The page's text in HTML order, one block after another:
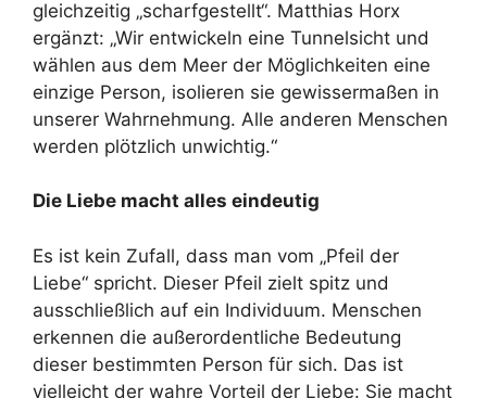
gleichzeitig „scharfgestellt“. Matthias Horx
ergänzt: „Wir entwickeln eine Tunnelsicht und
wählen aus dem Meer der Möglichkeiten eine
einzige Person, isolieren sie gewissermaßen in
unserer Wahrnehmung. Alle anderen Menschen
werden plötzlich unwichtig.“
Die Liebe macht alles eindeutig
Es ist kein Zufall, dass man vom „Pfeil der
Liebe“ spricht. Dieser Pfeil zielt spitz und
ausschließlich auf ein Individuum. Menschen
erkennen die außerordentliche Bedeutung
dieser bestimmten Person für sich. Das ist
vielleicht der wahre Vorteil der Liebe: Sie macht